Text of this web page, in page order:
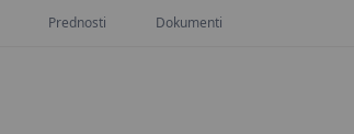
Prednosti Dokumenti